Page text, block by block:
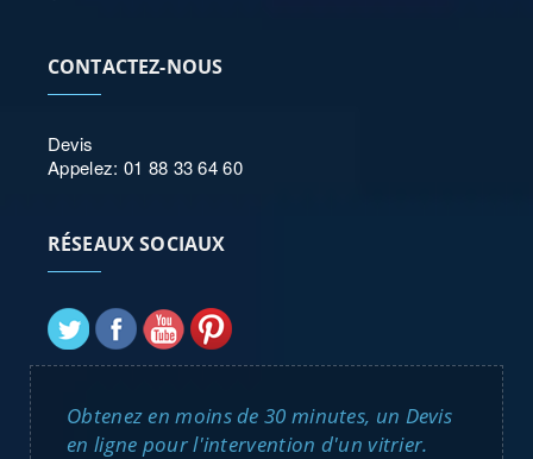
CONTACTEZ-NOUS
Devis
Appelez: 01 88 33 64 60
RÉSEAUX SOCIAUX
Obtenez en moins de 30 minutes, un Devis
en ligne pour l'intervention d'un vitrier.